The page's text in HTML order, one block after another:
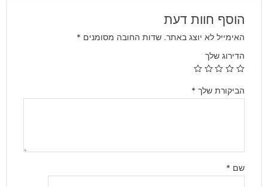
הוסף חוות דעת
האימייל לא יוצג באתר. שדות החובה מסומנים *
הדירוג שלך
הביקורת שלך *
שם *